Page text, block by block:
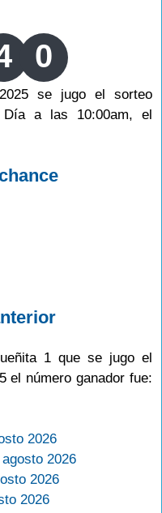
0
se jugo el sorteo
a las 10:00am, el
1 que se jugo el
el número ganador fue:
2026
2026
2026
2026